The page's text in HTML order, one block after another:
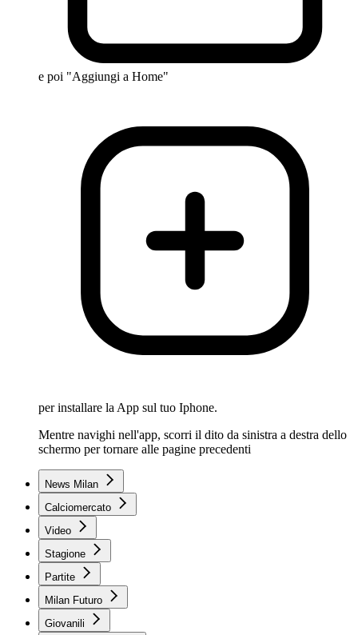
e poi "Aggiungi a Home"
per installare la App sul tuo Iphone.
Mentre navighi nell'app, scorri il dito da sinistra a destra dello
schermo per tornare alle pagine precedenti
News Milan
Calciomercato
Video
Stagione
Partite
Milan Futuro
Giovanili